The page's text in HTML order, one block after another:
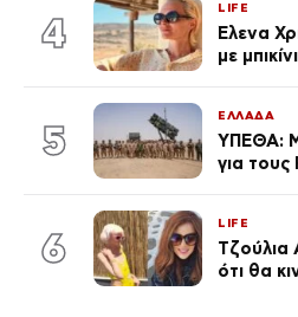
4
LIFE
Έλενα
με
5
ΕΛΛΑΔΑ
ΥΠΕΘΑ:
για
6
LIFE
Τζούλια
ότι θα